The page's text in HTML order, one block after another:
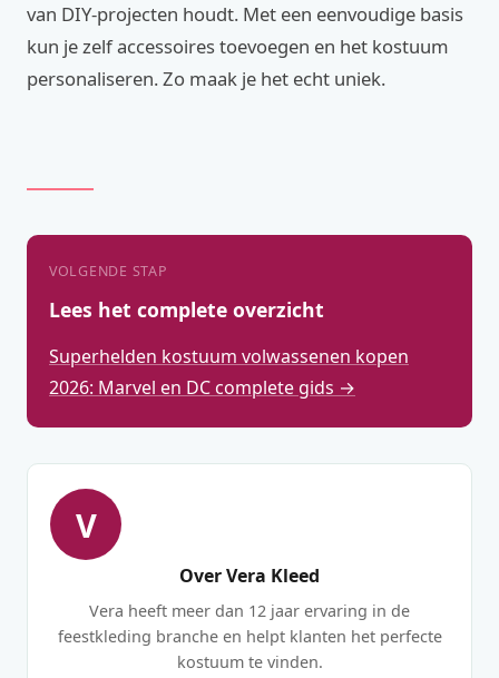
van DIY-projecten houdt. Met een eenvoudige basis
kun je zelf accessoires toevoegen en het kostuum
personaliseren. Zo maak je het echt uniek.
VOLGENDE STAP
Lees het complete overzicht
Superhelden kostuum volwassenen kopen
2026: Marvel en DC complete gids →
V
Over Vera Kleed
Vera heeft meer dan 12 jaar ervaring in de
feestkleding branche en helpt klanten het perfecte
kostuum te vinden.